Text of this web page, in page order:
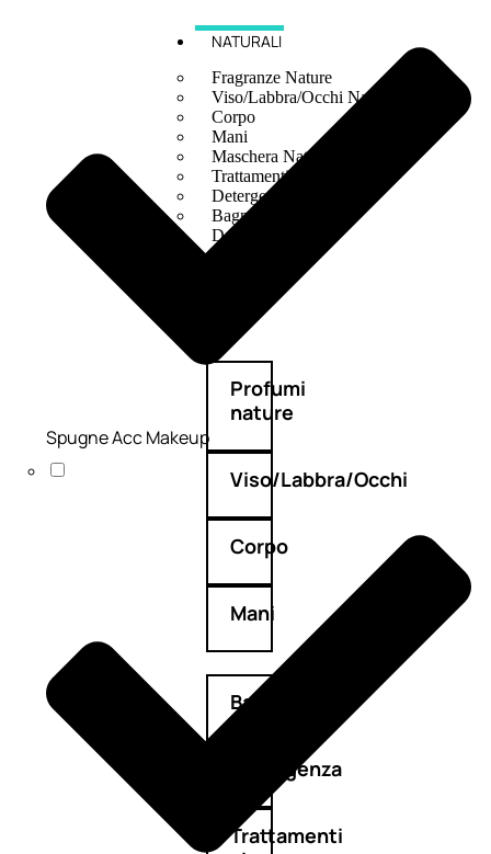
NATURALI
Fragranze Nature
Viso/Labbra/Occhi Nature
Corpo
Mani
Maschera Nature
Trattamenti Viso
Detergenza
Bagno Nature
Deodoranti
Profumi
nature
Viso/Labbra/Occhi
Corpo
Mani
Bagno
Detergenza
Trattamenti
Spugne Acc Makeup